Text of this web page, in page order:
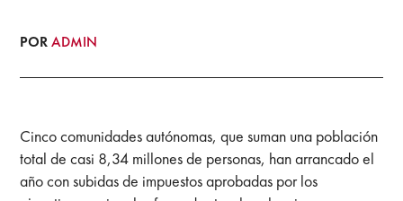
PORADMIN
Cinco comunidades autónomas, que suman una población
total de casi 8,34 millones de personas, han arrancado el
año con subidas de impuestos aprobadas por los